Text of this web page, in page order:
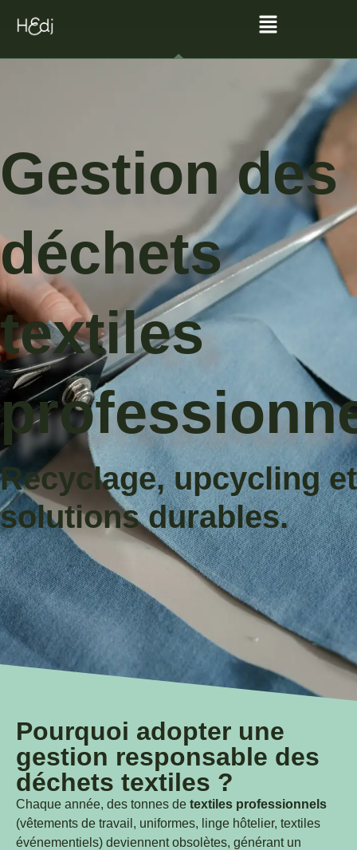
Gestion des
déchets
textiles
Recyclage, upcycling et
solutions durables.
Pourquoi adopter une
gestion responsable des
déchets textiles ?
Chaque année, des tonnes de textiles professionnels
(vêtements de travail, uniformes, linge hôtelier, textiles
événementiels) deviennent obsolètes, générant un